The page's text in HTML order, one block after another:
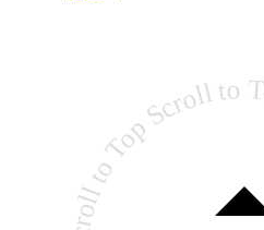
Scroll to Top